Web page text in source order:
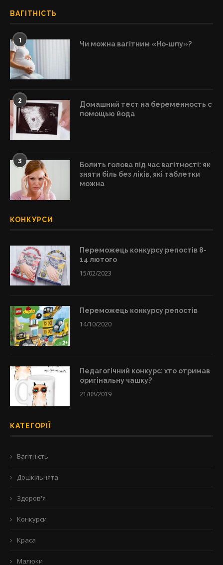
ВАГІТНІСТЬ
1 Чи можна вагітним «Но-шпу»?
2
Домашний тест на беременность с
помощью йода
3
Болить голова під час вагітності: як
зняти біль без ліків, які таблетки
можна
КОНКУРСИ
Переможець конкурсу репостів 8-
14 лютого
15/02/2023
Переможець конкурсу репостів
14/10/2020
Педагогічний конкурс: хто отримав
оригінальну чашку?
21/08/2019
КАТЕГОРІЇ
Вагітність
Дошкільнята
Здоров'я
Конкурси
Краса
Малюки